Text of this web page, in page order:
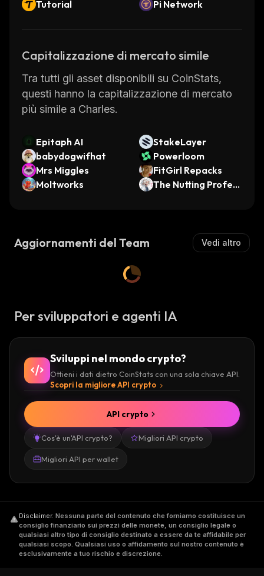
Tutorial Pi Network
Capitalizzazione di mercato simile
Tra tutti gli asset disponibili su CoinStats,
questi hanno la capitalizzazione di mercato
più simile a Charles.
Epitaph AI
StakeLayer
babydogwifhat
Powerloom
Mrs Miggles
FitGirl Repacks
Moltworks
The Nutting Profess
Aggiornamenti del Team Vedi altro
Per sviluppatori e agenti IA
Sviluppi nel mondo crypto?
Ottieni i dati dietro CoinStats con una sola chiave API.
Scopri la migliore API crypto
Cos'è un'API crypto? Migliori API crypto
Migliori API per wallet
API crypto
Disclaimer. Nessuna parte del contenuto che forniamo costituisce un
consiglio finanziario sui prezzi delle monete, un consiglio legale o
qualsiasi altro tipo di consiglio destinato a essere da te affidabile per
qualsiasi scopo. Qualsiasi uso o affidamento sul nostro contenuto è
esclusivamente a tuo rischio e discrezione.